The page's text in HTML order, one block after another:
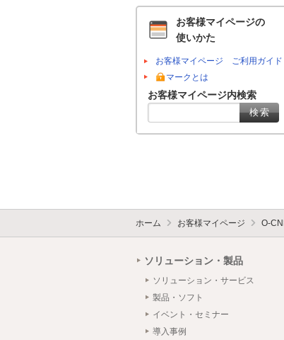
お客様マイページの
使いかた
お客様マイページ ご利用ガイド
マークとは
お客様マイページ内検索
ホーム お客様マイページ O-
ソリューション・製品
ソリューション・サービス
製品・ソフト
イベント・セミナー
導入事例